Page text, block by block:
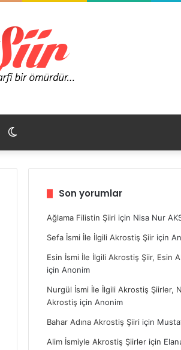
görünümü
Son yorumlar
Ağlama Filistin Şiiri için Nisa Nur
Sefa İsmi İle İlgili Akrostiş Şiir için
Esin İsmi İle İlgili Akrostiş Şiir, Esin
içinAnonim
Nurgül İsmi İle İlgili Akrostiş Şiirler,
Akrostiş içinAnonim
Bahar Adına Akrostiş Şiiri için
Alim İsmiyle Akrostiş Şiirler için